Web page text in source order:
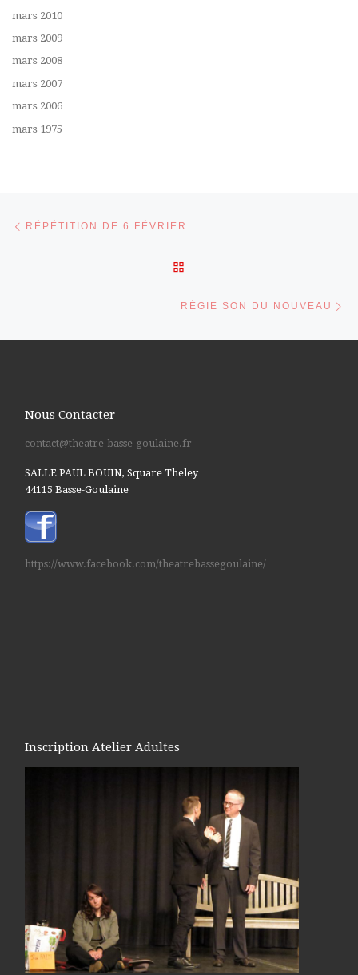
mars 2010
mars 2009
mars 2008
mars 2007
mars 2006
mars 1975
Parcourir les articles
RÉPÉTITION DE 6 FÉVRIER
RÉGIE SON DU NOUVEAU
Nous Contacter
contact@theatre-basse-goulaine.fr
SALLE PAUL BOUIN, Square Theley
44115 Basse-Goulaine
https://www.facebook.com/theatrebassegoulaine/
Inscription Atelier Adultes